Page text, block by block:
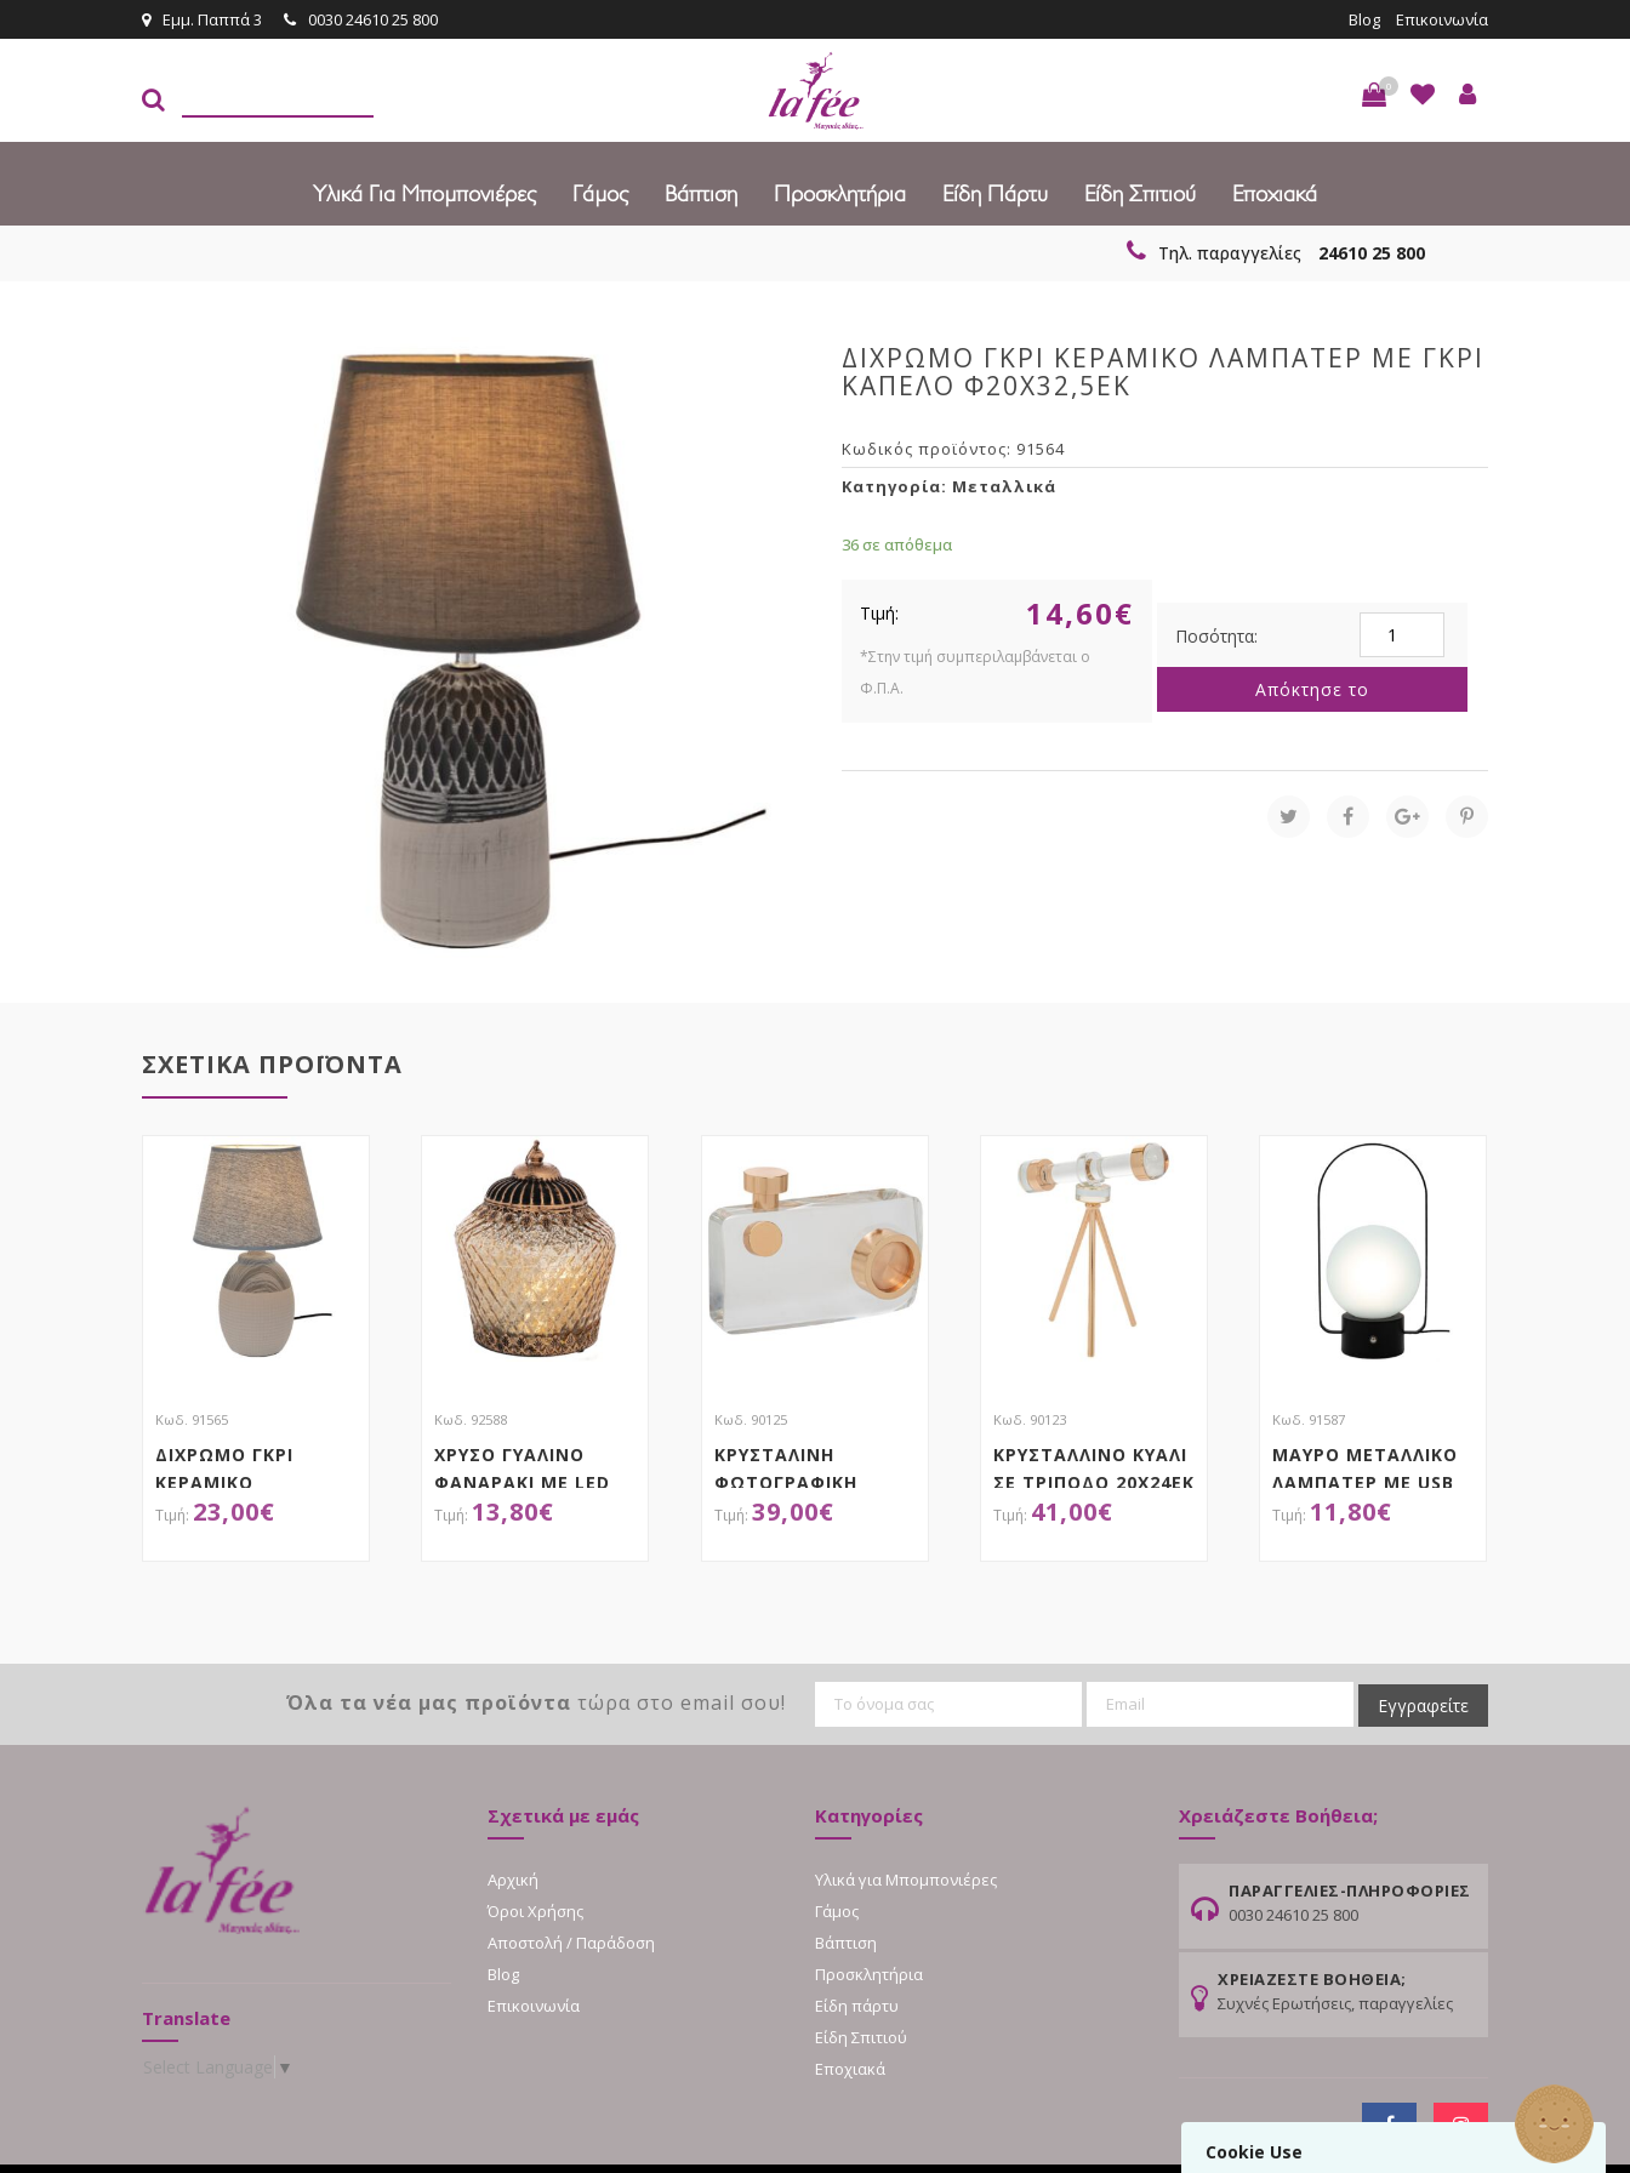
Cookie Use
Εμμ. Παππά 3 0030 24610 25 800 Blog Επικοινωνία
0
Υλικά Για Μπομπονιέρες Γάμος Βάπτιση Προσκλητήρια Είδη Πάρτυ Είδη Σπιτιού Εποχιακά
Τηλ. παραγγελίες 24610 25 800
ΔΙΧΡΩΜΟ ΓΚΡΙ ΚΕΡΑΜΙΚΟ ΛΑΜΠΑΤΕΡ ΜΕ ΓΚΡΙ
ΚΑΠΕΛΟ Φ20Χ32,5ΕΚ
Κωδικός προϊόντος: 91564
Κατηγορία: Μεταλλικά
36 σε απόθεμα
14,60€
ΓΚΡΙ
ΚΕΡΑΜΙΚΟ
ΛΑΜΠΑΤΕΡ
ΜΕ
ΚΑΠΕΛΟ
ποσότητα
Απόκτησε το
ΣΧΕΤΙΚΑ ΠΡΟΪΟΝΤΑ
Κωδ. 91565
ΔΙΧΡΩΜΟ ΓΚΡΙ
ΚΕΡΑΜΙΚΟ
ΛΑΜΠΑΤΕΡ ΜΕ ΓΚΡΙ
23,00€
Κωδ. 92588
ΧΡΥΣΟ ΓΥΑΛΙΝΟ
ΦΑΝΑΡΑΚΙ ΜΕ LED
ΦΩΣ AND
13,80€
Κωδ. 90125
ΚΡΥΣΤΑΛΙΝΗ
ΦΩΤΟΓΡΑΦΙΚΗ
ΜΗΧΑΝΗ 10Χ16ΕΚ
39,00€
Κωδ. 90123
ΚΡΥΣΤΑΛΛΙΝΟ ΚΥΑΛΙ
ΣΕ ΤΡΙΠΟΔΟ 20Χ24ΕΚ
41,00€
Κωδ. 91587
ΜΑΥΡΟ ΜΕΤΑΛΛΙΚΟ
ΛΑΜΠΑΤΕΡ ΜΕ USB
27ΕΚ11,80€
Όλα τα νέα μας προϊόντα τώρα στο email σου! Εγγραφείτε
Translate
▼
Σχετικά με εμάς
Αρχική
Όροι Χρήσης
Αποστολή / Παράδοση
Blog
Επικοινωνία
Κατηγορίες
Υλικά για Μπομπονιέρες
Γάμος
Βάπτιση
Προσκλητήρια
Είδη πάρτυ
Είδη Σπιτιού
Εποχιακά
Χρειάζεστε Βοήθεια;
ΠΑΡΑΓΓΕΛΙΕΣ-ΠΛΗΡΟΦΟΡΙΕΣ
0030 24610 25 800
ΧΡΕΙΑΖΕΣΤΕ ΒΟΗΘΕΙΑ;
Συχνές Ερωτήσεις, παραγγελίες